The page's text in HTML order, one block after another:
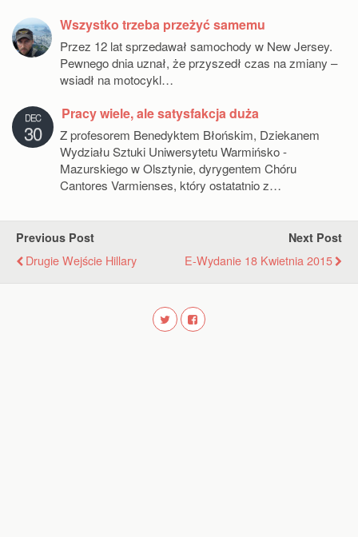
Wszystko trzeba przeżyć samemu
Przez 12 lat sprzedawał samochody w New Jersey.
Pewnego dnia uznał, że przyszedł czas na zmiany –
wsiadł na motocykl…
DEC
30
Pracy wiele, ale satysfakcja duża
Z profesorem Benedyktem Błońskim, Dziekanem
Wydziału Sztuki Uniwersytetu Warmińsko -
Mazurskiego w Olsztynie, dyrygentem Chóru
Cantores Varmienses, który ostatatnio z…
Previous Post
Drugie Wejście Hillary
Next Post
E-Wydanie 18 Kwietnia 2015